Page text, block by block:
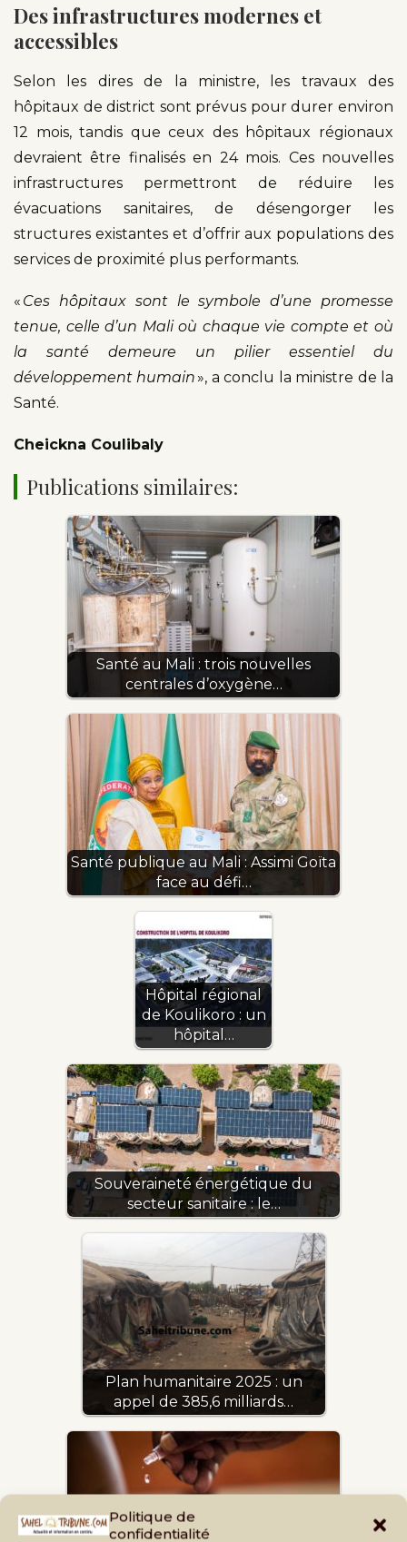
Politique de
confidentialité
Des infrastructures modernes et
accessibles
Selon les dires de la ministre, les travaux des
hôpitaux de district sont prévus pour durer environ
12 mois, tandis que ceux des hôpitaux régionaux
devraient être finalisés en 24 mois. Ces nouvelles
infrastructures permettront de réduire les
évacuations sanitaires, de désengorger les
structures existantes et d’offrir aux populations des
services de proximité plus performants.
« Ces hôpitaux sont le symbole d’une promesse
tenue, celle d’un Mali où chaque vie compte et où
la santé demeure un pilier essentiel du
développement humain», a conclu la ministre de la
Santé.
Cheickna Coulibaly
Publications similaires:
Santé au Mali : trois nouvelles
centrales d’oxygène…
Santé publique au Mali : Assimi Goïta
face au défi…
Hôpital régional
de Koulikoro : un
hôpital…
Souveraineté énergétique du
secteur sanitaire : le…
Plan humanitaire 2025 : un
appel de 385,6 milliards…